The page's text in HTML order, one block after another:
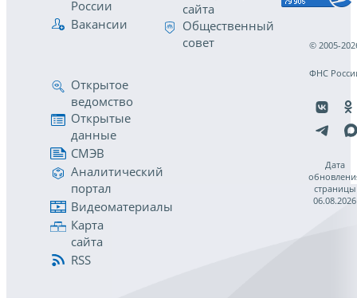
России
Вакансии
сайта
Общественный
совет
Открытое
ведомство
Открытые
данные
СМЭВ
Аналитический
портал
Видеоматериалы
Карта
сайта
RSS
© 2005-
ФНС
Дата
страницы
06.08.2026